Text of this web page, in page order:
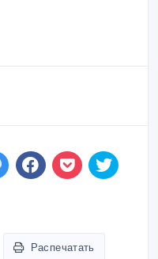
Распечатать